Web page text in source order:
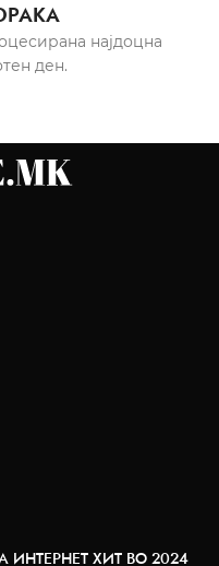
најдоцна
ден.
ХИТ ВО 2024